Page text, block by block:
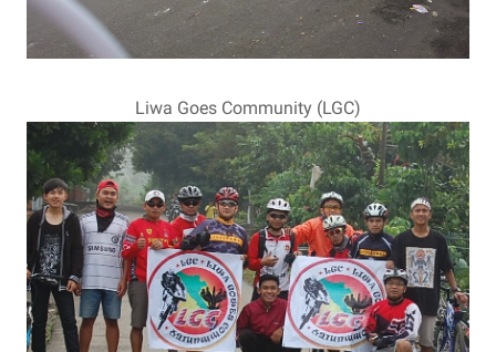
Liwa Goes Community (LGC)